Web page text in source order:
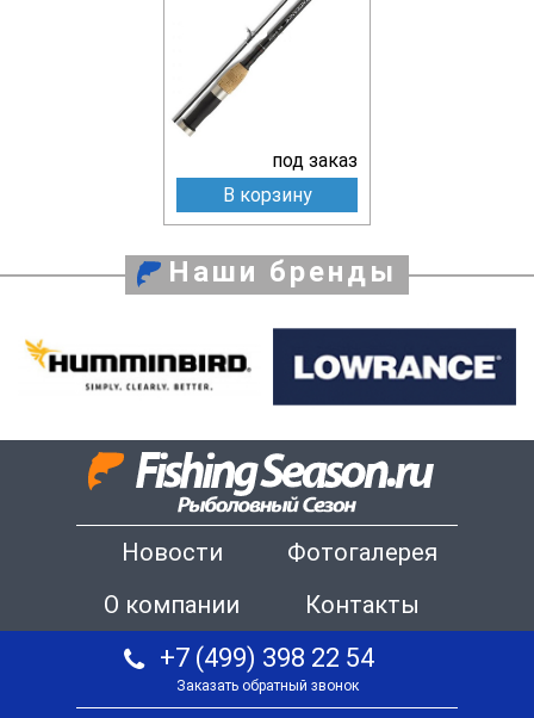
под заказ
В корзину
Наши бренды
Новости
Фотогалерея
О компании
Контакты
+7 (499) 398 22 54
Заказать обратный звонок